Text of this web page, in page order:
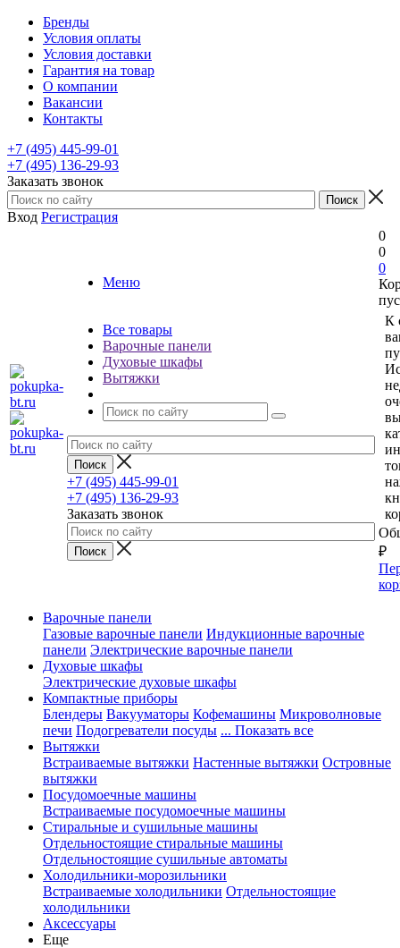
Бренды
Условия оплаты
Условия доставки
Гарантия на товар
О компании
Вакансии
Контакты
+7 (495) 445-99-01
+7 (495) 136-29-93
Заказать звонок
Вход Регистрация
Меню
Все товары
Варочные панели
Духовые шкафы
Вытяжки
+7 (495) 445-99-01
+7 (495) 136-29-93
Заказать звонок
0
0
0
К
₽
Варочные панели
Газовые варочные панели Индукционные варочные
панели Электрические варочные панели
Духовые шкафы
Электрические духовые шкафы
Компактные приборы
Блендеры Вакууматоры Кофемашины Микроволновые
печи Подогреватели посуды ... Показать все
Вытяжки
Встраиваемые вытяжки Настенные вытяжки Островные
вытяжки
Посудомоечные машины
Встраиваемые посудомоечные машины
Стиральные и сушильные машины
Отдельностоящие стиральные машины
Отдельностоящие сушильные автоматы
Холодильники-морозильники
Встраиваемые холодильники Отдельностоящие
холодильники
Аксессуары
Еще